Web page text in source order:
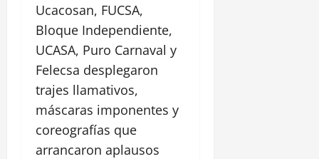
Ucacosan, FUCSA,
Bloque Independiente,
UCASA, Puro Carnaval y
Felecsa desplegaron
trajes llamativos,
máscaras imponentes y
coreografías que
arrancaron aplausos